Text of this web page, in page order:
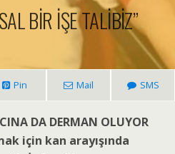
BİR İŞE TALİBİZ”
Pin Mail SMS
DA DERMAN OLUYOR
için kan arayışında